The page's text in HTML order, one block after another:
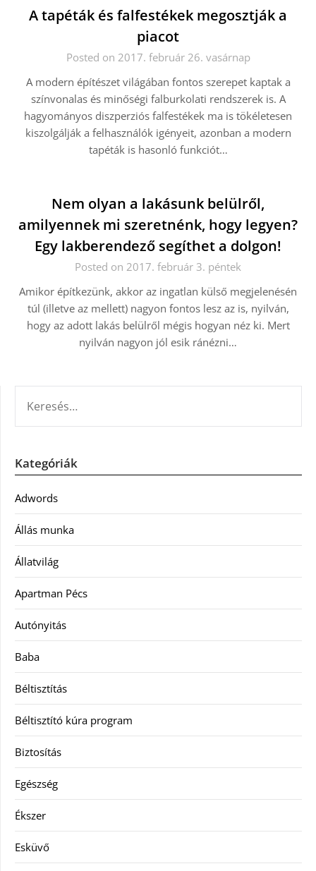
A tapéták és falfestékek megosztják a
piacot
Posted on 2017. február 26. vasárnap
A modern építészet világában fontos szerepet kaptak a
színvonalas és minőségi falburkolati rendszerek is. A
hagyományos diszperziós falfestékek ma is tökéletesen
kiszolgálják a felhasználók igényeit, azonban a modern
tapéták is hasonló funkciót…
Nem olyan a lakásunk belülről,
amilyennek mi szeretnénk, hogy legyen?
Egy lakberendező segíthet a dolgon!
Posted on 2017. február 3. péntek
Amikor építkezünk, akkor az ingatlan külső megjelenésén
túl (illetve az mellett) nagyon fontos lesz az is, nyilván,
hogy az adott lakás belülről mégis hogyan néz ki. Mert
nyilván nagyon jól esik ránézni…
Kategóriák
Adwords
Állás munka
Állatvilág
Apartman Pécs
Autónyitás
Baba
Béltisztítás
Béltisztító kúra program
Biztosítás
Egészség
Ékszer
Esküvő